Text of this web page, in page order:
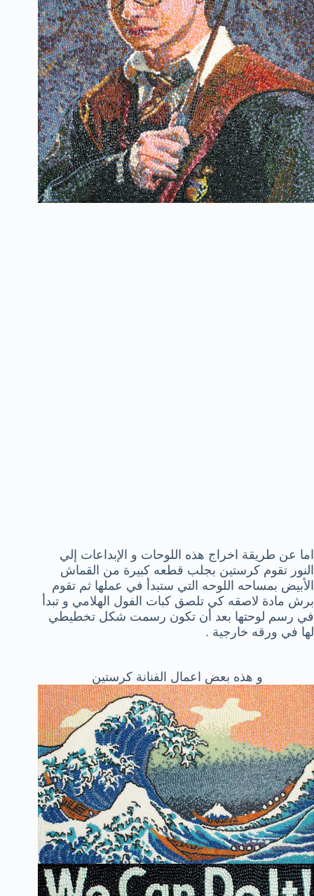
اما عن طريقة اخراج هذه اللوحات و الإبداعات إلي
النور تقوم كرستين بجلب قطعه كبيرة من القماش
الأبيض بمساحه اللوحه التي ستبدأ في عملها ثم تقوم
برش مادة لاصقه كي تلصق كبات الفول الهلامي و تبدأ
في رسم لوحتها بعد أن تكون رسمت شكل تخطيطي
لها في ورقه خارجية .
و هذه بعض اعمال الفنانة كرستين